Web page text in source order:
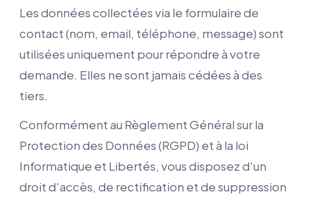
Les données collectées via le formulaire de
contact (nom, email, téléphone, message) sont
utilisées uniquement pour répondre à votre
demande. Elles ne sont jamais cédées à des
tiers.
Conformément au Règlement Général sur la
Protection des Données (RGPD) et à la loi
Informatique et Libertés, vous disposez d'un
droit d'accès, de rectification et de suppression